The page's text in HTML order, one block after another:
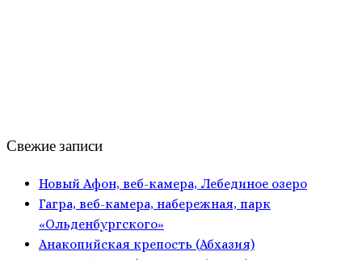
Свежие записи
Новый Афон, веб-камера, Лебединое озеро
Гагра, веб-камера, набережная, парк
«Ольденбургского»
Анакопийская крепость (Абхазия)